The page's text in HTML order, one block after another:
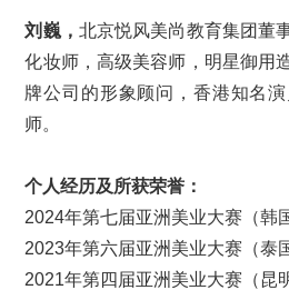
刘巍， 北京悦风美尚教育集团董
化妆师，高级美容师，明星御用
牌公司的形象顾问，香港知名
师。
个人经历及所获荣誉：
2024年第七届亚洲美业大赛（韩
2023年第六届亚洲美业大赛（泰
2021年第四届亚洲美业大赛（昆